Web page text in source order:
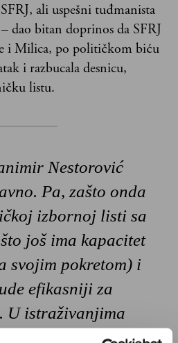
ali uspešni tuđmanista
dao bitan doprinos da SFRJ
i Milica, po političkom biću
i razbucala desnicu,
listu.
Nestorović
Pa, zašto onda
izbornoj listi sa
još ima kapacitet
svojim pokretom) i
efikasniji za
U istraživanjima
ne stoji loše. Za